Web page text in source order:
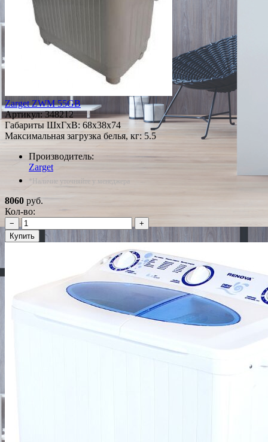
Zarget ZWM 55GB
Артикул:348212
Габариты ШxГxВ: 68x38x74
Максимальная загрузка белья, кг: 5.5
Производитель:
Zarget
*Наличие уточняйте у менеджера
8060 руб.
Кол-во:
−
+
Купить